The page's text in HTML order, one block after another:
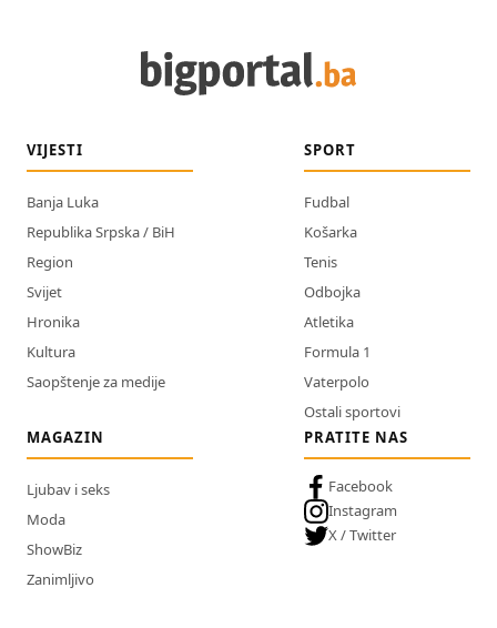
VIJESTI
Banja Luka
Republika Srpska / BiH
Region
Svijet
Hronika
Kultura
Saopštenje za medije
SPORT
Fudbal
Košarka
Tenis
Odbojka
Atletika
Formula 1
Vaterpolo
Ostali sportovi
MAGAZIN
Ljubav i seks
Moda
ShowBiz
Zanimljivo
PRATITE NAS
Facebook
Instagram
X / Twitter